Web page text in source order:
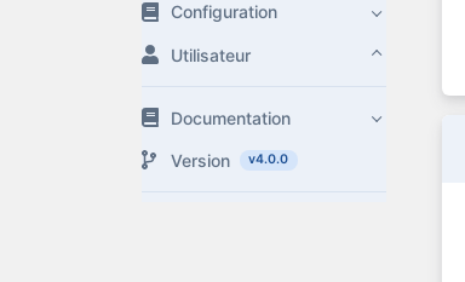
Configuration
Utilisateur
Documentation
Version v4.0.0